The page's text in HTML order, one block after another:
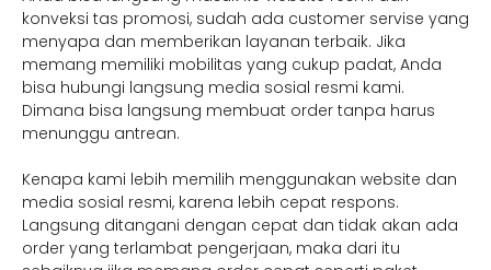
konveksi tas promosi, sudah ada customer servise yang
menyapa dan memberikan layanan terbaik. Jika
memang memiliki mobilitas yang cukup padat, Anda
bisa hubungi langsung media sosial resmi kami.
Dimana bisa langsung membuat order tanpa harus
menunggu antrean.
Kenapa kami lebih memilih menggunakan website dan
media sosial resmi, karena lebih cepat respons.
Langsung ditangani dengan cepat dan tidak akan ada
order yang terlambat pengerjaan, maka dari itu